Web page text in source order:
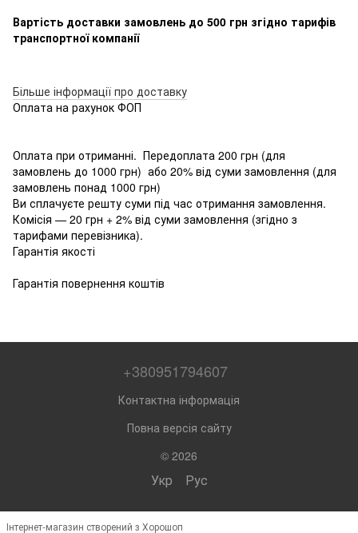
Вартість доставки замовлень до 500 грн згідно тарифів
транспортної компанії
Більше інформації про доставку
Оплата на рахунок ФОП
Оплата при отриманні. Передоплата 200 грн (для
замовлень до 1000 грн) або 20% від суми замовлення (для
замовлень понад 1000 грн)
Ви сплачуєте решту суми під час отримання замовлення.
Комісія — 20 грн + 2% від суми замовлення (згідно з
тарифами перевізника).
Гарантія якості
Гарантія повернення коштів
+380951794607
Контактна інформація
Повна версія сайту
© 2026
Укр Рус
Інтернет-магазин створений з Хорошоп